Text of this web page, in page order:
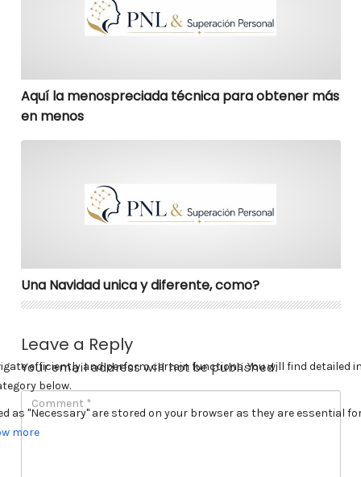
Aquí la menospreciada técnica para obtener más
en menos
Una Navidad unica y diferente, como?
Leave a Reply
Your email address will not be published.